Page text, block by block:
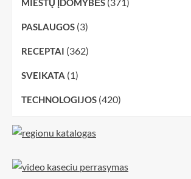
MIESTŲ ĮDOMYBĖS (371)
PASLAUGOS (3)
RECEPTAI (362)
SVEIKATA (1)
TECHNOLOGIJOS (420)